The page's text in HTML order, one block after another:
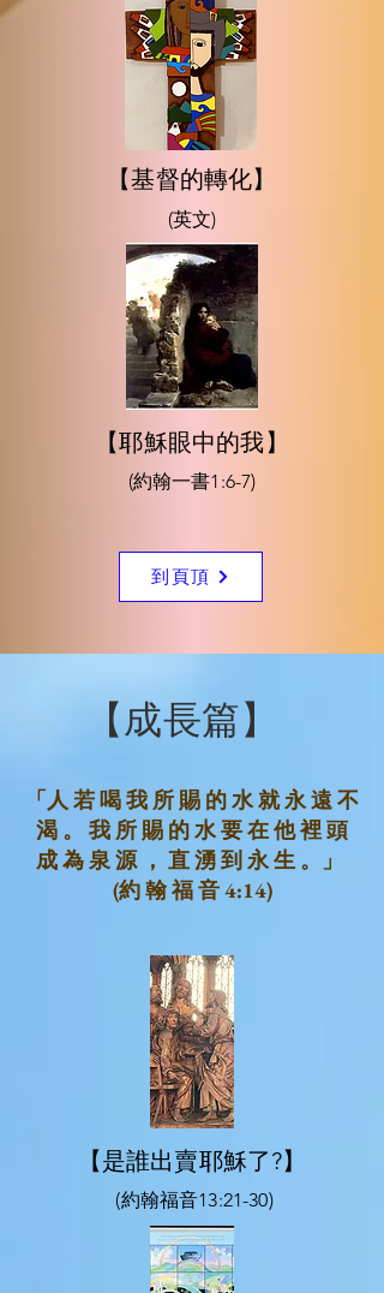
【基督的轉化】
(英文)
【耶穌眼中的我】
(約翰一書1:6-7)
到頁頂
​【成長篇】
「人 若 喝 我 所 賜 的 水 就 永 遠 不
渴 。 我 所 賜 的 水 要 在 他 裡 頭
成 為 泉 源 ， 直 湧 到 永 生 。
」
(約 翰 福 音 4:14)
【是誰出賣耶穌了?】
(約翰福音13:21-30)